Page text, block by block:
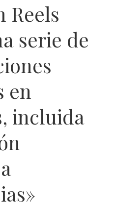
Reels
serie de
en
incluida